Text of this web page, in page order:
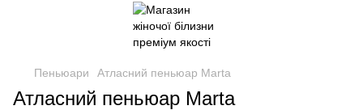
Пеньюари Атласний пеньюар Marta
Атласний пеньюар Marta